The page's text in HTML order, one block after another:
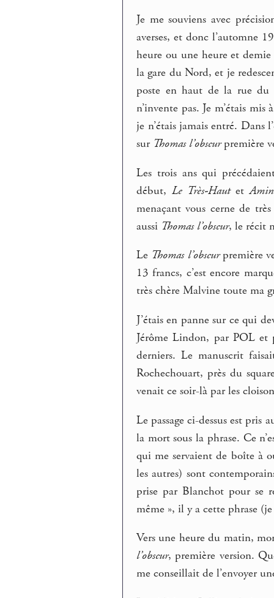
Je me souviens avec
averses, et donc l’automne
heure ou une heure et demie
la gare du Nord, et je
poste en haut de la rue du
n’invente pas. Je m’étais
je n’étais jamais entré.
sur Thomas l’obscurpremière
Les trois ans qui
début,Le Très-Hautet
menaçant vous cerne de
aussi Thomas l’obscur, le récit
Le Thomas l’obscurpremière
13 francs, c’est encore
très chère Malvine toute ma
J’étais en panne sur ce qui
Jérôme Lindon, par POL et
derniers. Le manuscrit
Rochechouart, près du
venait ce soir-là par les
Le passage ci-dessus est
la mort sous la phrase. Ce
qui me servaient de boîte à
les autres) sont
prise par Blanchot pour se
même », il y a cette phrase
Vers une heure du matin,
l’obscur, première version.
me conseillait de l’envoyer